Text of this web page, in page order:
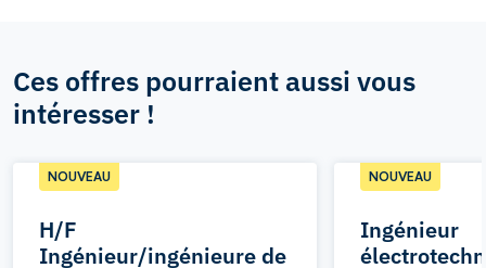
Ces offres pourraient aussi vous
intéresser !
H/F
Ingénieur/ingénieure de
NOUVEAU
Ingénieur
NOUVEAU